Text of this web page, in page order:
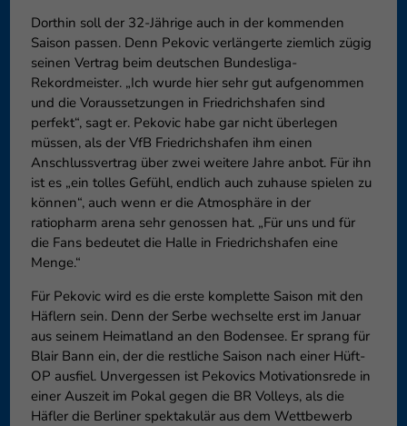
Dorthin soll der 32-Jährige auch in der kommenden
Saison passen. Denn Pekovic verlängerte ziemlich zügig
seinen Vertrag beim deutschen Bundesliga-
Rekordmeister. „Ich wurde hier sehr gut aufgenommen
und die Voraussetzungen in Friedrichshafen sind
perfekt“, sagt er. Pekovic habe gar nicht überlegen
müssen, als der VfB Friedrichshafen ihm einen
Anschlussvertrag über zwei weitere Jahre anbot. Für ihn
ist es „ein tolles Gefühl, endlich auch zuhause spielen zu
können“, auch wenn er die Atmosphäre in der
ratiopharm arena sehr genossen hat. „Für uns und für
die Fans bedeutet die Halle in Friedrichshafen eine
Menge.“
Für Pekovic wird es die erste komplette Saison mit den
Häflern sein. Denn der Serbe wechselte erst im Januar
aus seinem Heimatland an den Bodensee. Er sprang für
Blair Bann ein, der die restliche Saison nach einer Hüft-
OP ausfiel. Unvergessen ist Pekovics Motivationsrede in
einer Auszeit im Pokal gegen die BR Volleys, als die
Häfler die Berliner spektakulär aus dem Wettbewerb